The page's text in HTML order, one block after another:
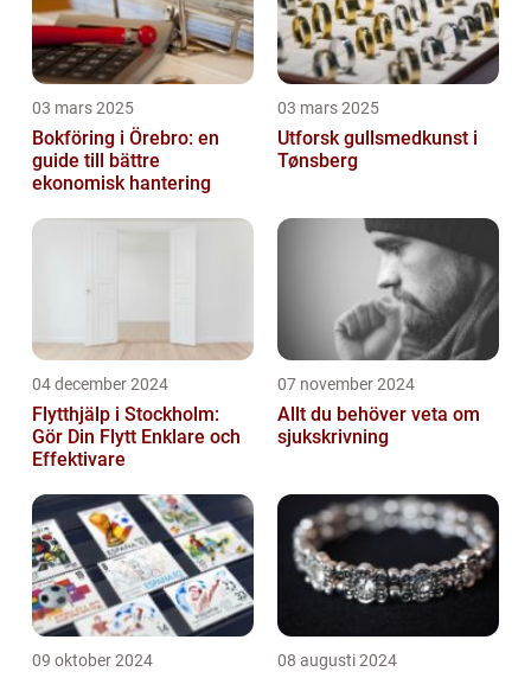
03 mars 2025
Bokföring i Örebro: en
guide till bättre
ekonomisk hantering
03 mars 2025
Utforsk gullsmedkunst i
Tønsberg
04 december 2024
Flytthjälp i Stockholm:
Gör Din Flytt Enklare och
Effektivare
07 november 2024
Allt du behöver veta om
sjukskrivning
09 oktober 2024 08 augusti 2024